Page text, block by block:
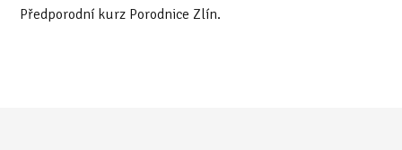
Předporodní kurz Porodnice Zlín.